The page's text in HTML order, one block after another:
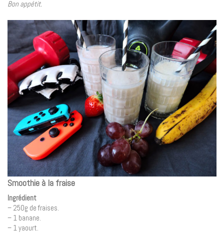
Bon appétit.
Smoothie à la fraise
Ingrédient
– 250g de fraises.
– 1 banane.
– 1 yaourt.